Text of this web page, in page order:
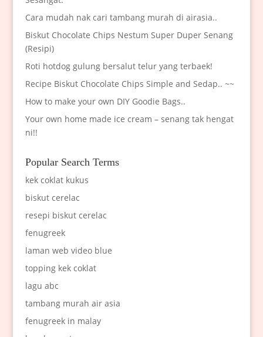
Cara mudah nak cari tambang murah di airasia..
Biskut Chocolate Chips Nestum Super Duper Senang
(Resipi)
Roti hotdog gulung bersalut telur yang terbaek!
Recipe Biskut Chocolate Chips Simple and Sedap.. ~~
How to make your own DIY Goodie Bags..
Your own home made ice cream – senang tak hengat
ni!!
Popular Search Terms
kek coklat kukus
biskut cerelac
resepi biskut cerelac
fenugreek
laman web video blue
topping kek coklat
lagu abc
tambang murah air asia
fenugreek in malay